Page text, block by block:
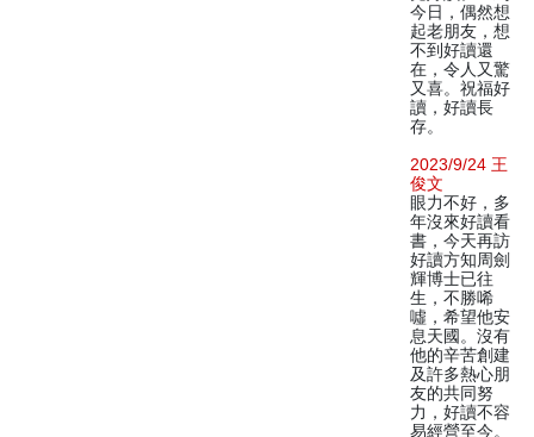
今日，偶然想
起老朋友，想
不到好讀還
在，令人又驚
又喜。祝福好
讀，好讀長
存。
2023/9/24 王
俊文
眼力不好，多
年沒來好讀看
書，今天再訪
好讀方知周劍
輝博士已往
生，不勝唏
噓，希望他安
息天國。沒有
他的辛苦創建
及許多熱心朋
友的共同努
力，好讀不容
易經營至今。